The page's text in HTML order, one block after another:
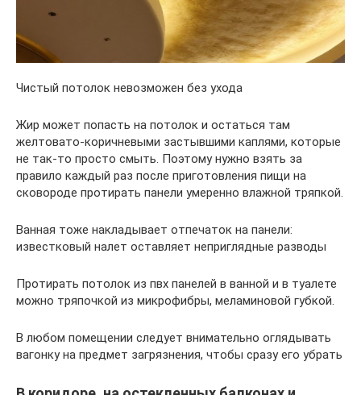
Чистый потолок невозможен без ухода
Жир может попасть на потолок и остаться там
желтовато-коричневыми застывшими каплями, которые
не так-то просто смыть. Поэтому нужно взять за
правило каждый раз после приготовления пищи на
сковороде протирать панели умеренно влажной тряпкой.
Ванная тоже накладывает отпечаток на панели:
известковый налет оставляет неприглядные разводы
Протирать потолок из пвх панелей в ванной и в туалете
можно тряпочкой из микрофибры, меламиновой губкой.
В любом помещении следует внимательно оглядывать
вагонку на предмет загрязнения, чтобы сразу его убрать